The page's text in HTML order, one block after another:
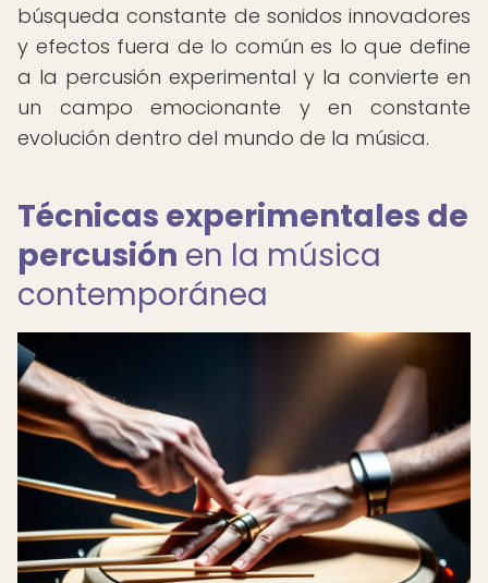
búsqueda constante de sonidos innovadores
y efectos fuera de lo común es lo que define
a la percusión experimental y la convierte en
un campo emocionante y en constante
evolución dentro del mundo de la música.
Técnicas experimentales de
percusión en la música
contemporánea